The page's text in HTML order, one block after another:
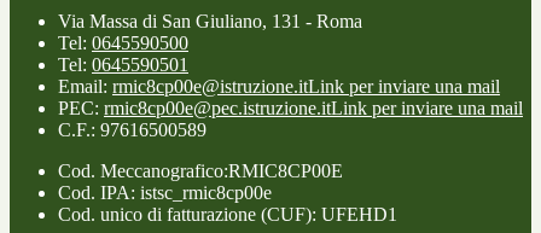
Via Massa di San Giuliano, 131 - Roma
Tel: 0645590500
Tel: 0645590501
Email: rmic8cp00e@istruzione.itLink per inviare una mail
PEC: rmic8cp00e@pec.istruzione.itLink per inviare una mail
C.F.: 97616500589
Cod. Meccanografico:RMIC8CP00E
Cod. IPA: istsc_rmic8cp00e
Cod. unico di fatturazione (CUF): UFEHD1